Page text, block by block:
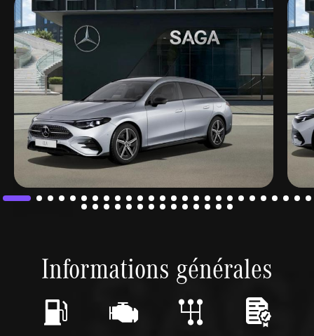
Informations générales